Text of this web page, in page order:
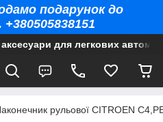
подарунок до
для легкових
рульової CITROEN